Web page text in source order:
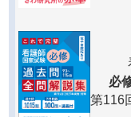
必
第116